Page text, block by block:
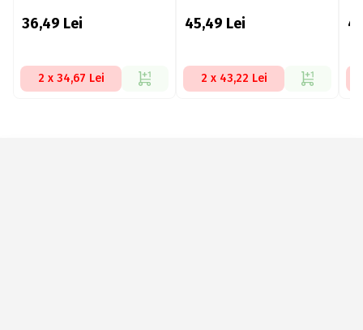
36,49 Lei
2 x 34,67 Lei
45,49 Lei
2 x 43,22 Lei